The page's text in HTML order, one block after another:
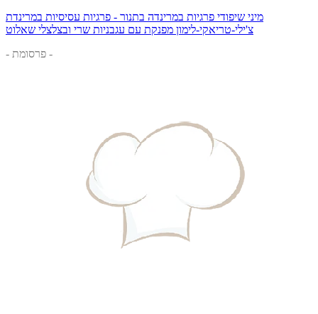
מיני שיפודי פרגיות במרינדה בתנור - פרגיות עסיסיות במרינדת
צ'ילי-טריאקי-לימון מפנקת עם עגבניות שרי ובצלצלי שאלוט
- פרסומת -